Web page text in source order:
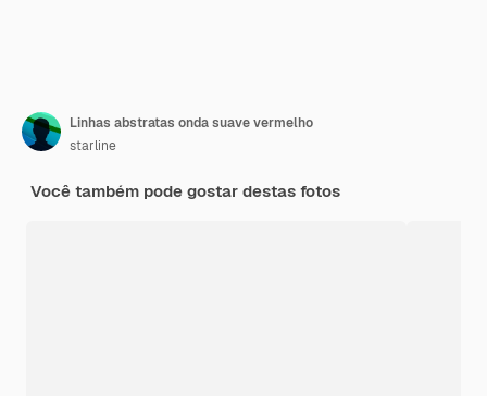
Linhas abstratas onda suave vermelho
starline
Você também pode gostar destas fotos